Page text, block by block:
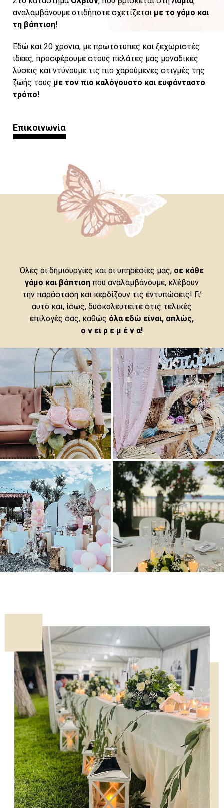
αναλαμβάνουμε οτιδήποτε σχετίζεται με το γάμο και
τη βάπτιση!
Εδώ και 20 χρόνια, με πρωτότυπες και ξεχωριστές
ιδέες, προσφέρουμε στους πελάτες μας μοναδικές
λύσεις και ντύνουμε τις πιο χαρούμενες στιγμές της
ζωής τους με τον πιο καλόγουστο και ευφάνταστο
τρόπο!
Επικοινωνία
Όλες οι δημιουργίες και οι υπηρεσίες μας, σε κάθε
γάμο και βάπτιση που αναλαμβάνουμε, κλέβουν
την παράσταση και κερδίζουν τις εντυπώσεις! Γι’
αυτό και, ίσως, δυσκολευτείτε στις τελικές
επιλογές σας, καθώς όλα εδώ είναι, απλώς,
ο ν ει ρ ε μ έ ν α!